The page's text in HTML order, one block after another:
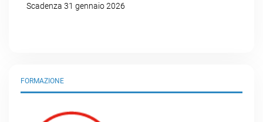
Scadenza 31 gennaio 2026
FORMAZIONE